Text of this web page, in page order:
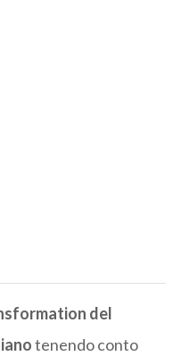
del
tenendo conto